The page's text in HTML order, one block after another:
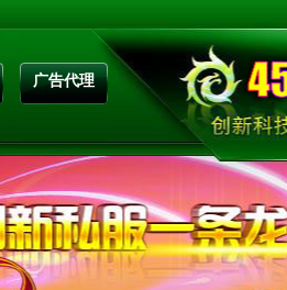
广告代理